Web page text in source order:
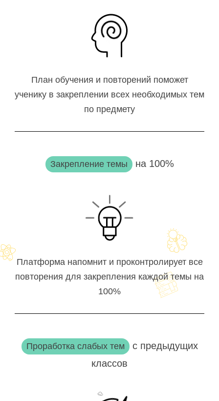
План обучения и повторений поможет
ученику в закреплении всех необходимых тем
по предмету
Закрепление темы на 100%
Платформа напомнит и проконтролирует все
повторения для закрепления каждой темы на
100%
Проработка слабых тем с предыдущих
классов